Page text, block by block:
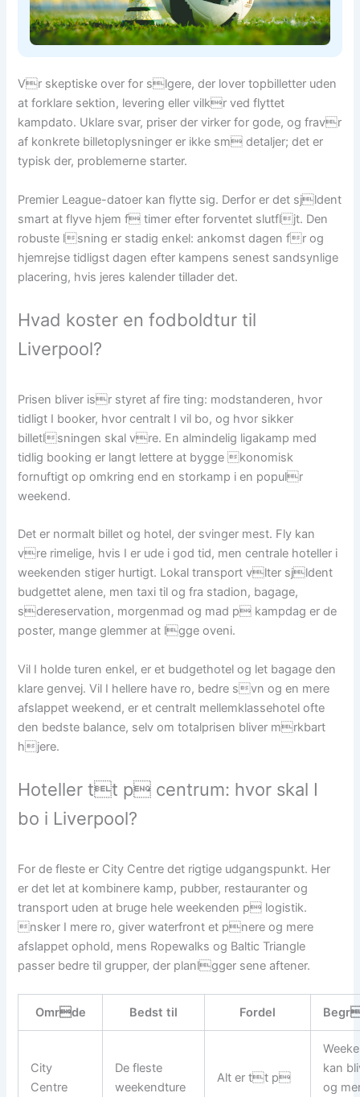
Vr skeptiske over for slgere, der lover topbilletter uden
at forklare sektion, levering eller vilkr ved flyttet
kampdato. Uklare svar, priser der virker for gode, og fravr
af konkrete billetoplysninger er ikke sm detaljer; det er
typisk der, problemerne starter.
Premier League-datoer kan flytte sig. Derfor er det sjldent
smart at flyve hjem f timer efter forventet slutfljt. Den
robuste lsning er stadig enkel: ankomst dagen fr og
hjemrejse tidligst dagen efter kampens senest sandsynlige
placering, hvis jeres kalender tillader det.
Hvad koster en fodboldtur til
Liverpool?
Prisen bliver isr styret af fire ting: modstanderen, hvor
tidligt I booker, hvor centralt I vil bo, og hvor sikker
billetlsningen skal vre. En almindelig ligakamp med
tidlig booking er langt lettere at bygge konomisk
fornuftigt op omkring end en storkamp i en populr
weekend.
Det er normalt billet og hotel, der svinger mest. Fly kan
vre rimelige, hvis I er ude i god tid, men centrale hoteller i
weekenden stiger hurtigt. Lokal transport vlter sjldent
budgettet alene, men taxi til og fra stadion, bagage,
sdereservation, morgenmad og mad p kampdag er de
poster, mange glemmer at lgge oveni.
Vil I holde turen enkel, er et budgethotel og let bagage den
klare genvej. Vil I hellere have ro, bedre svn og en mere
afslappet weekend, er et centralt mellemklassehotel ofte
den bedste balance, selv om totalprisen bliver mrkbart
hjere.
Hoteller tt p centrum: hvor skal I
bo i Liverpool?
For de fleste er City Centre det rigtige udgangspunkt. Her
er det let at kombinere kamp, pubber, restauranter og
transport uden at bruge hele weekenden p logistik.
nsker I mere ro, giver waterfront et pnere og mere
afslappet ophold, mens Ropewalks og Baltic Triangle
passer bedre til grupper, der planlgger sene aftener.
Omrde Bedst til Fordel
City
Centre
De fleste
weekendture
Alt er tt p
kan
og